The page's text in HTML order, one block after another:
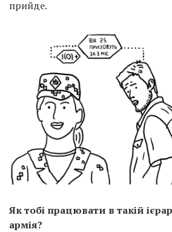
прийде.
Як тобі працювати в такій
армія?